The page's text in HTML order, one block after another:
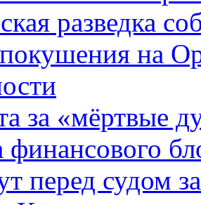
разведка
на
за «мёртвые
финансового
перед судом